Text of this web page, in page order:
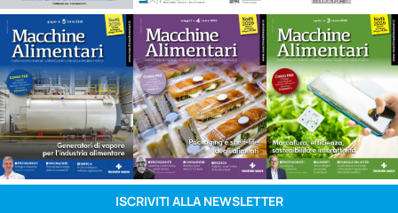
ISCRIVITI ALLA NEWSLETTER